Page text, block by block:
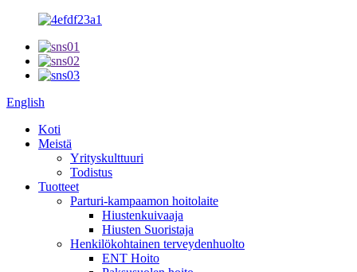
English
Koti
Meistä
Yrityskulttuuri
Todistus
Tuotteet
Parturi-kampaamon hoitolaite
Hiustenkuivaaja
Hiusten Suoristaja
Henkilökohtainen terveydenhuolto
ENT Hoito